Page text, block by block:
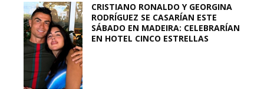
CRISTIANO RONALDO Y GEORGINA
RODRÍGUEZ SE CASARÍAN ESTE
SÁBADO EN MADEIRA: CELEBRARÍAN
EN HOTEL CINCO ESTRELLAS